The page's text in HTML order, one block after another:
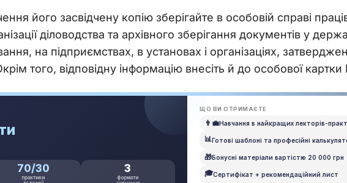
його засвідчену копію зберігайте в особовій справі
діловодства та архівного зберігання документів у
на підприємствах, в установах і організаціях,
того, відповідну інформацію внесіть й до особової